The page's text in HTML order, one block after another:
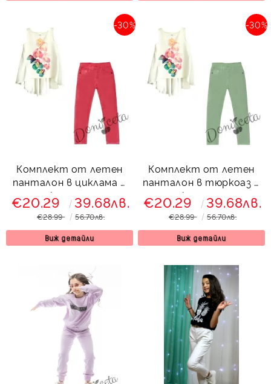
Комплект от летен
панталон в циклама с
туника с орхидеи
534351
-30%
€20.29 39.68лв.
€28.99 56.70лв.
Виж детайли
Комплект от летен
панталон в тюркоаз с
туника с орхидеи
554765
-30%
€20.29 39.68лв.
€28.99 56.70лв.
Виж детайли